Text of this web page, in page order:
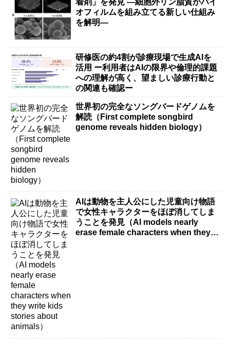
着剤」を発見 ―細胞外リン脂質がバイ
オフィルムを組み立てる新しい仕組み
を解明―
研修医の約4割が診療現場で生成AIを
活用 ー利用者はAIの限界や倫理的課題
への理解が高く、望ましい診療行動と
の関連も確認ー
世界初の完全なソングバードゲノムを
解読（First complete songbird
genome reveals hidden biology）
AIは動物を主人公にした児童向け物語
で女性キャラクターをほぼ消してしま
うことを発見（AI models nearly
erase female characters when they